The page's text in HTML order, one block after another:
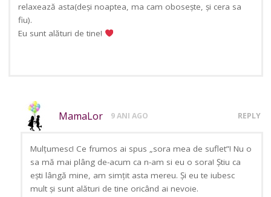
relaxează asta(deși noaptea, ma cam obosește, și cera sa
fiu).
Eu sunt alături de tine!
MamaLor 9 ANI AGO REPLY
Mulțumesc! Ce frumos ai spus „sora mea de suflet”! Nu o
sa mă mai plâng de-acum ca n-am si eu o sora! Știu ca
ești lângă mine, am simțit asta mereu. Și eu te iubesc
mult și sunt alături de tine oricând ai nevoie.